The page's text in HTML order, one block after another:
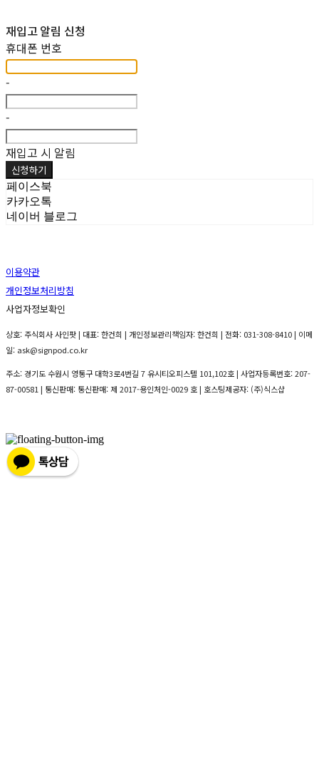
재입고 알림 신청
휴대폰 번호
-
-
재입고 시 알림
신청하기
페이스북
카카오톡
네이버 블로그
이용약관
개인정보처리방침
사업자정보확인
상호: 주식회사 사인팟 | 대표: 한건희 | 개인정보관리책임자: 한건희 | 전화: 031-308-8410 | 이메
일: ask@signpod.co.kr
주소: 경기도 수원시 영통구 대학3로4번길 7 유시티오피스텔 101,102호 | 사업자등록번호:207-
87-00581 | 통신판매: 통신판매: 제 2017-용인처인-0029 호 | 호스팅제공자: (주)식스샵